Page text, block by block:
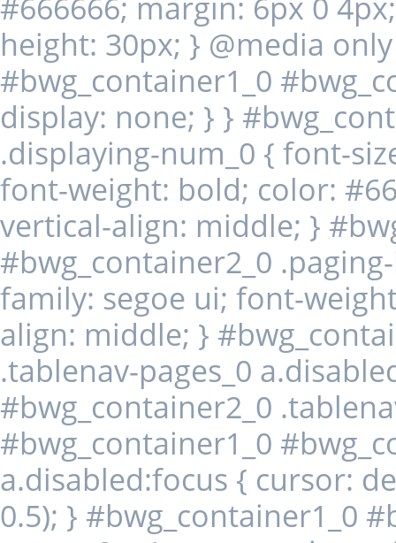
height: 30px; } @media
#bwg_container1_0
display: none; } }
.displaying-num_0 { font-
font-weight: bold; color:
vertical-align: middle; }
#bwg_container2_0
family: segoe ui; font-
align: middle; }
.tablenav-pages_0
#bwg_container2_0
#bwg_container1_0
a.disabled:focus { cursor:
0.5); } #bwg_container1_0